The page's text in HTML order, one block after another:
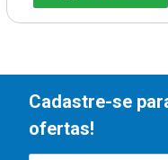
Cadastre-se
ofertas!